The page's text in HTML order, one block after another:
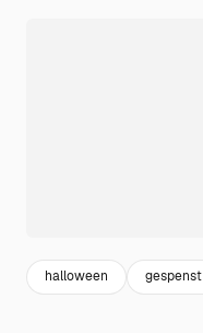
halloween gespenst